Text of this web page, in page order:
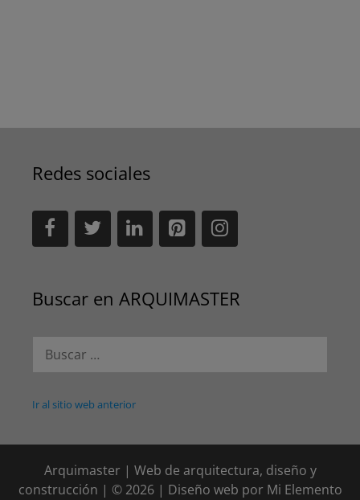
Redes sociales
Buscar en ARQUIMASTER
Ir al sitio web anterior
Arquimaster | Web de arquitectura, diseño y
construcción | © 2026 | Diseño web por Mi Elemento